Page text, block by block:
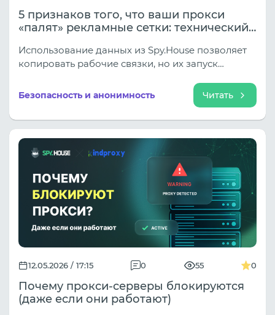
5 признаков того, что ваши прокси
«палят» рекламные сетки: технический
Использование данных из Spy.House позволяет
копировать рабочие связки, но их запуск
Google, TikTok), которые анализируют до 50
Безопасность и анонимность Читать
12.05.2026 / 17:15 0 55 0
Почему прокси-серверы блокируются
(даже если они работают)